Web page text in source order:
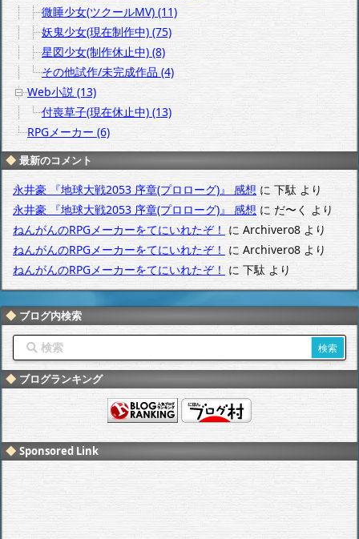
微睡少女(ツクールMV) (11)
妖鬼少女(現在制作中) (75)
星図少女(制作休止中) (8)
その他試作/未完成作品 (4)
Web小説 (13)
付喪草子(現在休止中) (13)
RPGメーカー (6)
最新のコメント
永井豪 『地球大戦2053 序章(プロローグ)』 感想 に下駄より
永井豪 『地球大戦2053 序章(プロローグ)』 感想にだ〜く より
ねんがんのRPGメーカーをてにいれたぞ！ に Archivero8 より
ねんがんのRPGメーカーをてにいれたぞ！ に Archivero8より
ねんがんのRPGメーカーをてにいれたぞ！に下駄より
ブログ内検索
ブログランキング
Sponsored Link